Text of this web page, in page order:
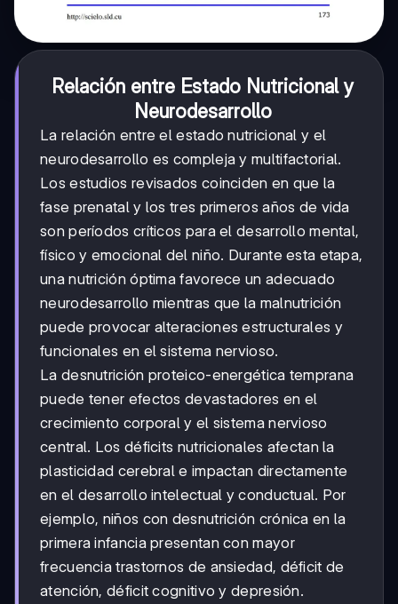
Relación entre Estado Nutricional y
Neurodesarrollo
La relación entre el estado nutricional y el
neurodesarrollo es compleja y multifactorial.
Los estudios revisados coinciden en que la
fase prenatal y los tres primeros años de vida
son períodos críticos para el desarrollo mental,
físico y emocional del niño. Durante esta etapa,
una nutrición óptima favorece un adecuado
neurodesarrollo mientras que la malnutrición
puede provocar alteraciones estructurales y
funcionales en el sistema nervioso.
La desnutrición proteico-energética temprana
puede tener efectos devastadores en el
crecimiento corporal y el sistema nervioso
central. Los déficits nutricionales afectan la
plasticidad cerebral e impactan directamente
en el desarrollo intelectual y conductual. Por
ejemplo, niños con desnutrición crónica en la
primera infancia presentan con mayor
frecuencia trastornos de ansiedad, déficit de
atención, déficit cognitivo y depresión.